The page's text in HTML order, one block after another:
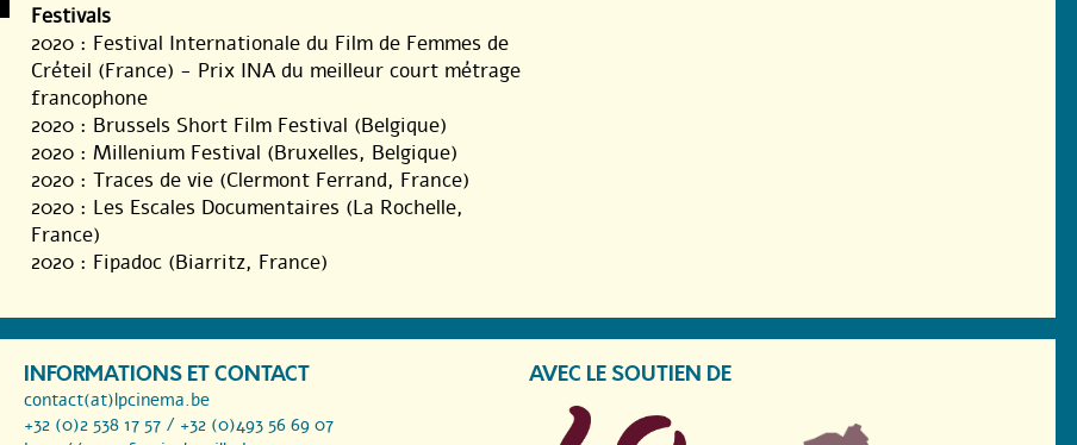
Festivals
2020 : Festival Internationale du Film de Femmes de
Créteil (France) - Prix INA du meilleur court métrage
francophone
2020 : Brussels Short Film Festival (Belgique)
2020 : Millenium Festival (Bruxelles, Belgique)
2020 : Traces de vie (Clermont Ferrand, France)
2020 : Les Escales Documentaires (La Rochelle,
France)
2020 : Fipadoc (Biarritz, France)
INFORMATIONS ET CONTACT
contact(at)lpcinema.be
+32 (0)2 538 17 57 / +32 (0)493 56 69 07
AVEC LE SOUTIEN DE